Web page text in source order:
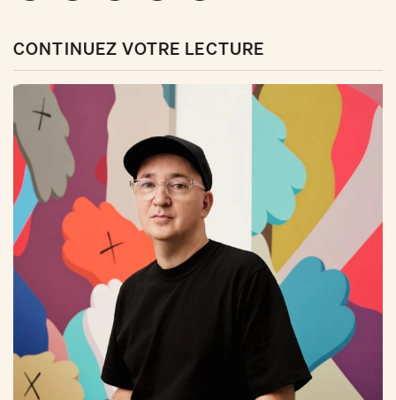
CONTINUEZ VOTRE LECTURE